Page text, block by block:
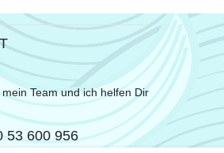
Team und ich helfen Dir
53 600 956